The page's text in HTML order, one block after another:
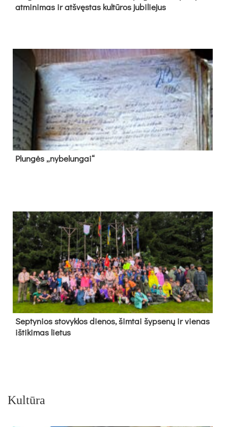
at­mi­ni­mas ir at­švęs­tas kul­tū­ros ju­bi­lie­jus
Plun­gės „ny­be­lun­gai“
Sep­ty­nios sto­vyk­los die­nos, šim­tai šyp­se­nų ir vie­nas
iš­ti­ki­mas lie­tus
Kultūra